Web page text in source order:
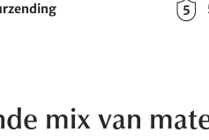
mix van